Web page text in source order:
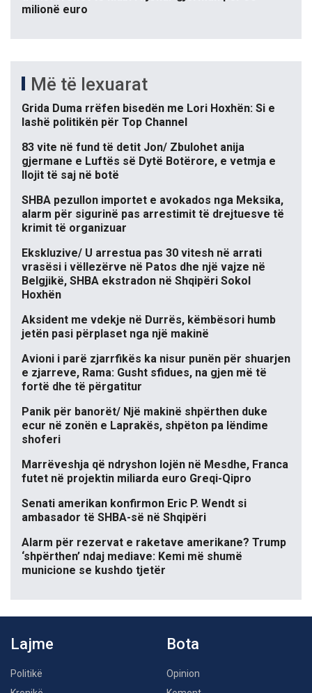
milionë euro
Më të lexuarat
Grida Duma rrëfen bisedën me Lori Hoxhën: Si e
lashë politikën për Top Channel
83 vite në fund të detit Jon/ Zbulohet anija
gjermane e Luftës së Dytë Botërore, e vetmja e
llojit të saj në botë
SHBA pezullon importet e avokados nga Meksika,
alarm për sigurinë pas arrestimit të drejtuesve të
krimit të organizuar
Ekskluzive/ U arrestua pas 30 vitesh në arrati
vrasësi i vëllezërve në Patos dhe një vajze në
Belgjikë, SHBA ekstradon në Shqipëri Sokol
Hoxhën
Aksident me vdekje në Durrës, këmbësori humb
jetën pasi përplaset nga një makinë
Avioni i parë zjarrfikës ka nisur punën për shuarjen
e zjarreve, Rama: Gusht sfidues, na gjen më të
fortë dhe të përgatitur
Panik për banorët/ Një makinë shpërthen duke
ecur në zonën e Laprakës, shpëton pa lëndime
shoferi
Marrëveshja që ndryshon lojën në Mesdhe, Franca
futet në projektin miliarda euro Greqi-Qipro
Senati amerikan konfirmon Eric P. Wendt si
ambasador të SHBA-së në Shqipëri
Alarm për rezervat e raketave amerikane? Trump
‘shpërthen’ ndaj mediave: Kemi më shumë
municione se kushdo tjetër
Lajme
Politikë
Bota
Opinion